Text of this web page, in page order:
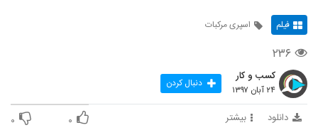
فیلم اسپری مرکبات
۲۳۶
کسب و کار
۲۴ آبان ۱۳۹۷ دنبال کردن
دانلود بیشتر ۰ ۰